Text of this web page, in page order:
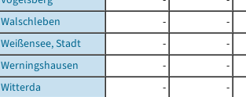
Walschleben
- -
Weißensee, Stadt
- -
Werningshausen
- -
Witterda
- -